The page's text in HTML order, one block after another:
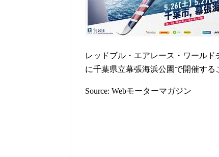
レッドブル・エアレース・ワールド
に千葉県立幕張海浜公園で開催する
Source: Webモーターマガジン